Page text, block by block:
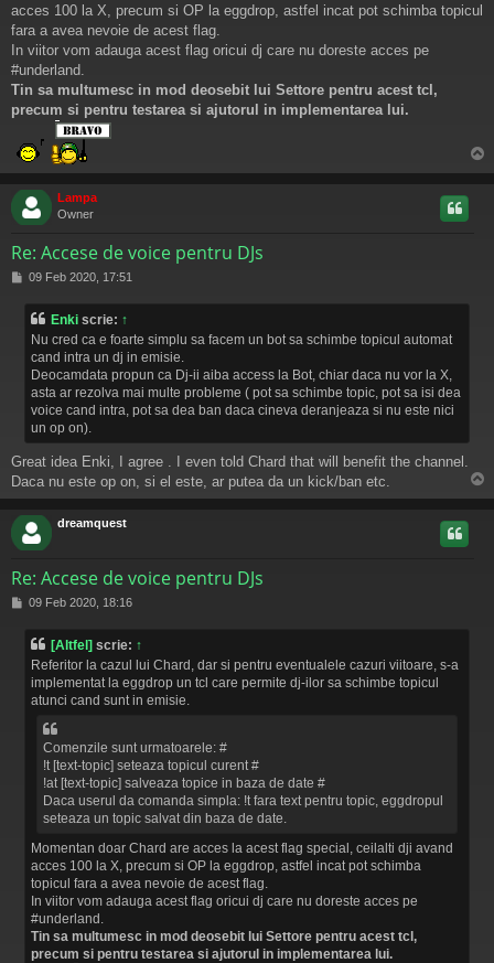
acces 100 la X, precum si OP la eggdrop, astfel incat pot schimba topicul
fara a avea nevoie de acest flag.
In viitor vom adauga acest flag oricui dj care nu doreste acces pe
#underland.
Tin sa multumesc in mod deosebit lui Settore pentru acest tcl,
precum si pentru testarea si ajutorul in implementarea lui.
u
Lampa
Owner
Re: Accese de voice pentru DJs
M
09 Feb 2020, 17:51
Enki scrie: ↑
Nu cred ca e foarte simplu sa facem un bot sa schimbe topicul automat
cand intra un dj in emisie.
Deocamdata propun ca Dj-ii aiba access la Bot, chiar daca nu vor la X,
asta ar rezolva mai multe probleme ( pot sa schimbe topic, pot sa isi dea
voice cand intra, pot sa dea ban daca cineva deranjeaza si nu este nici
un op on).
Great idea Enki, I agree . I even told Chard that will benefit the channel.
Daca nu este op on, si el este, ar putea da un kick/ban etc.
u
dreamquest
Re: Accese de voice pentru DJs
M
09 Feb 2020, 18:16
[Altfel] scrie: ↑
Referitor la cazul lui Chard, dar si pentru eventualele cazuri viitoare, s-a
implementat la eggdrop un tcl care permite dj-ilor sa schimbe topicul
atunci cand sunt in emisie.
Comenzile sunt urmatoarele: #
!t [text-topic] seteaza topicul curent #
!at [text-topic] salveaza topice in baza de date #
Daca userul da comanda simpla: !t fara text pentru topic, eggdropul
seteaza un topic salvat din baza de date.
Momentan doar Chard are acces la acest flag special, ceilalti dji avand
acces 100 la X, precum si OP la eggdrop, astfel incat pot schimba
topicul fara a avea nevoie de acest flag.
In viitor vom adauga acest flag oricui dj care nu doreste acces pe
#underland.
Tin sa multumesc in mod deosebit lui Settore pentru acest tcl,
precum si pentru testarea si ajutorul in implementarea lui.